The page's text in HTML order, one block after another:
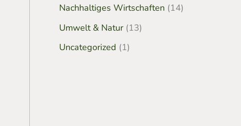
Nachhaltiges Wirtschaften (14)
Umwelt & Natur(13)
Uncategorized (1)